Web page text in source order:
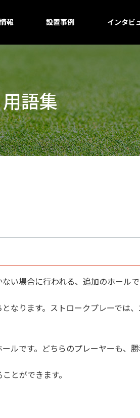
報 設置事例 インタビ
用語集
い場合に行われる、追加のホールで
なります。ストロークプレーでは
です。どちらのプレーヤーも、勝
とができます。